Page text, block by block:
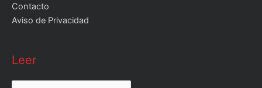
Contacto
Aviso de Privacidad
Leer
Leer